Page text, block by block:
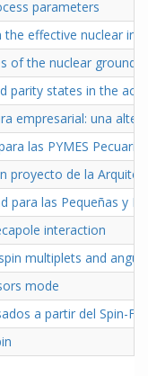
parameters
effective nuclear
of the nuclear
parity states in the
empresarial: una
las PYMES
proyecto de la
las Pequeñas y
interaction
multiplets and
mode
a partir del Spin-F